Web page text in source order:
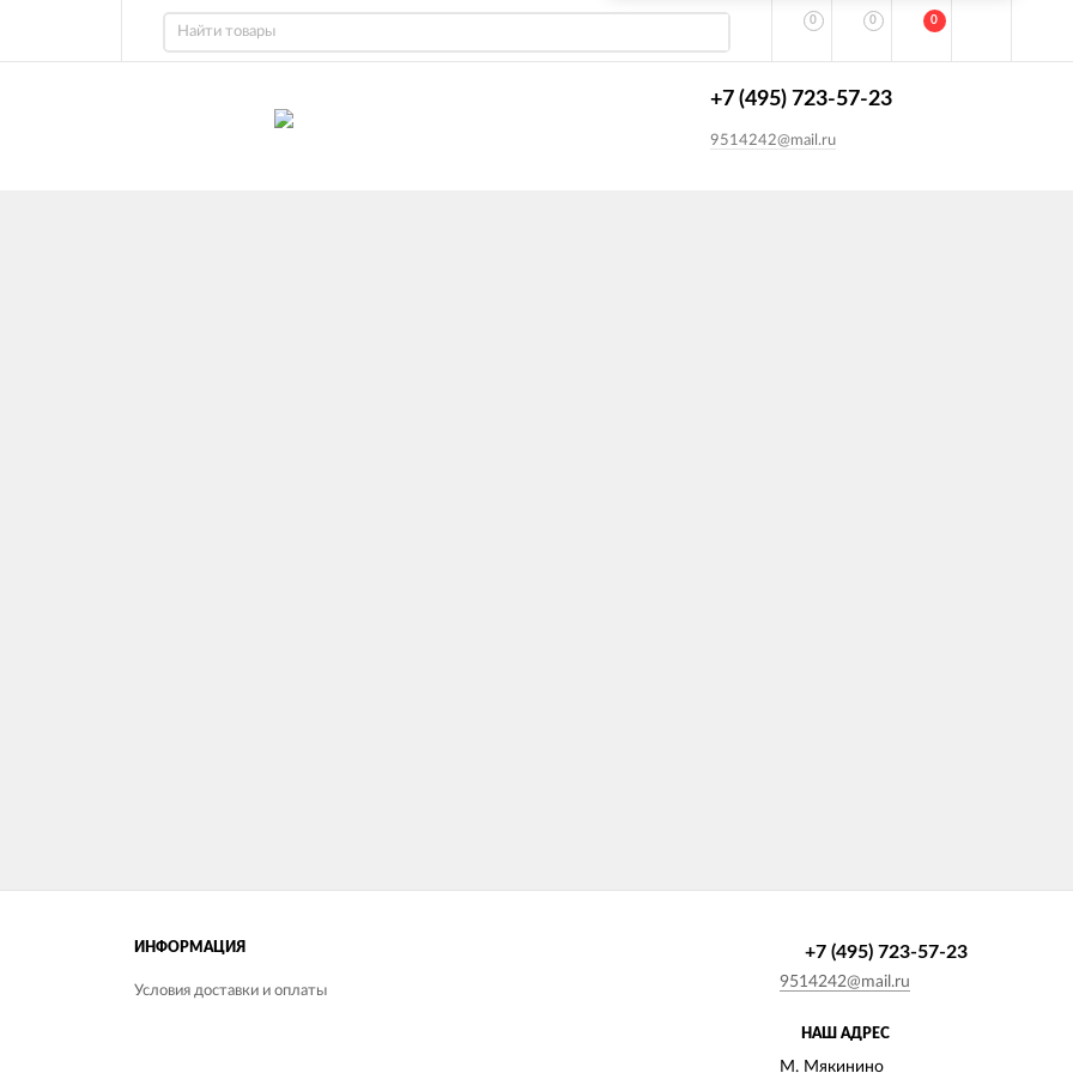
0 0 0
+7 (495) 723-57-23
9514242@mail.ru
ИНФОРМАЦИЯ
Условия доставки и оплаты
НАШ АДРЕС
М. Мякинино
+7 (495) 723-57-23
9514242@mail.ru